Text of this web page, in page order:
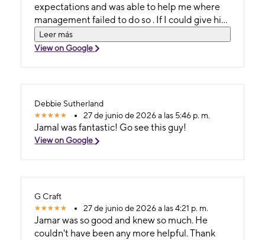
expectations and was able to help me where
management failed to do so . If I could give him
10 stars 🌟 I would he went above and beyond.
Thank you
Leer más
View on Google
Debbie Sutherland
27 de junio de 2026 a las 5:46 p. m.
Jamal was fantastic! Go see this guy!
View on Google
G Craft
27 de junio de 2026 a las 4:21 p. m.
Jamar was so good and knew so much. He
couldn't have been any more helpful. Thank